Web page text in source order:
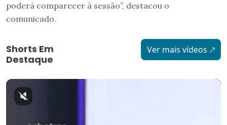
poderá comparecer à sessão”, destacou o
comunicado.
Shorts Em
Destaque
Ver mais vídeos